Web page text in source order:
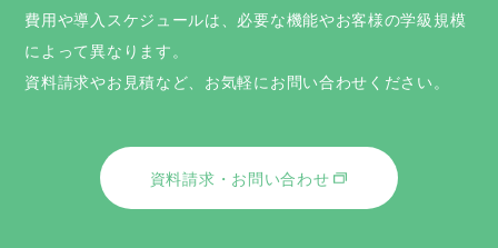
費用や導入スケジュールは、必要な機能やお客様の学級規模
によって異なります。
資料請求やお見積など、お気軽にお問い合わせください。
資料請求・お問い合わせ